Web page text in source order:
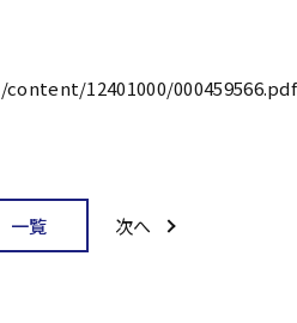
12401000/000459566.pdf
一覧 次へ